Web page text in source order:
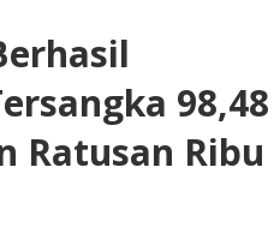
98,48
Ratusan Ribu